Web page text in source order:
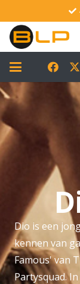
Dio is een
kennen van
Famous' van
Partysquad.